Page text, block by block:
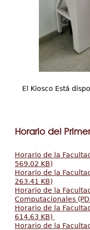
El Kiosco Está
Horario del
Horario de la
569.02 KB)
Horario de la
263.41 KB)
Horario de la
Computacionales
Horario de la
614.63 KB)
Horario de la